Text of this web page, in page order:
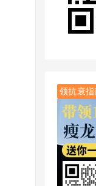
领抗衰指